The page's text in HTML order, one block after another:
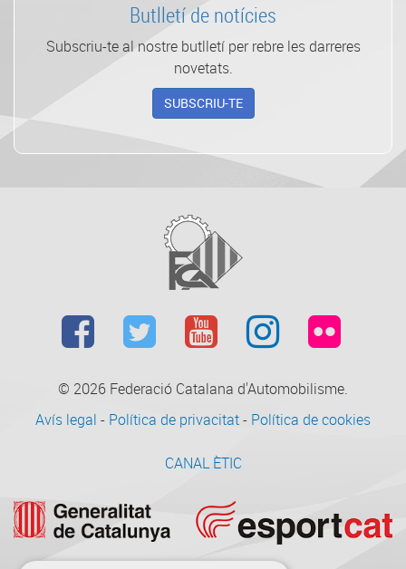
Butlletí de notícies
Subscriu-te al nostre butlletí per rebre les darreres
novetats.
SUBSCRIU-TE
© 2026 Federació Catalana d'Automobilisme.
Avís legal - Política de privacitat- Política de cookies
CANAL ÈTIC